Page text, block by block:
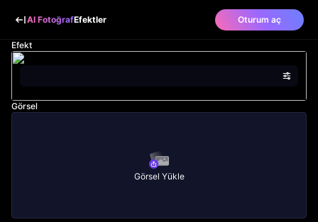
AI FotoğrafEfektler Oturum aç
Efekt
Görsel
Görsel Yükle